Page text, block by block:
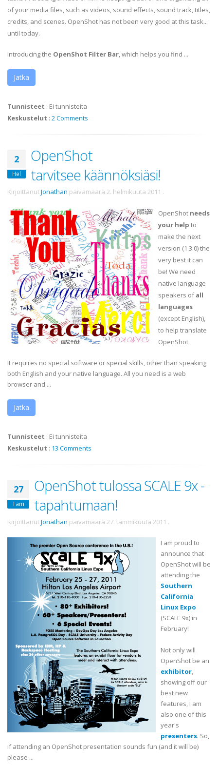
of your media files, such as videos, sound effects, sound track, titles,
credits, and scenes. OpenShot has not been very good at this task...
until today.
Introducing the OpenShot Filter Bar, which helps you find ...
Jatka
Tunnisteet : Ei tunnisteita
Keskustelut : 2 Comments
2
Hel
OpenShot
tarvitsee käännöksiäsi!
KirjoittanutJonathan päivämäärä 2. helmikuuta 2011 .
OpenShot needs
your help to
make the next
version (1.3.0) the
very best it can
be! We need
native language
speakers ofall
languages
(except English),
to help translate
OpenShot.
It requires no special software or special skills, other than speaking
both English and your native language. All you need is a web
browser and ...
Jatka
Tunnisteet : Ei tunnisteita
Keskustelut : 13 Comments
27
Tam
OpenShot tulossa SCALE 9x -
tapahtumaan!
KirjoittanutJonathan päivämäärä 27. tammikuuta 2011 .
I am proud to
announce that
OpenShotwill be
attending the
Southern
California
Linux Expo
(SCALE 9x) in
February!
Not only will
OpenShot be an
exhibitor,
showing off our
best new
features, I am
also one of this
year's
presenters. So,
if attending an OpenShot presentation sounds fun (and it will be)
please ...